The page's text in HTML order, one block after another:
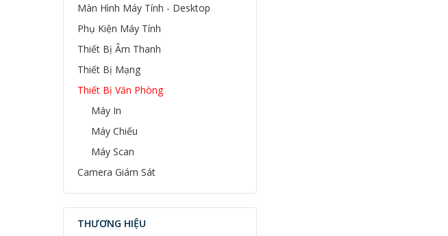
Màn Hình Máy Tính - Desktop
Phụ Kiện Máy Tính
Thiết Bị Âm Thanh
Thiết Bị Mạng
Thiết Bị Văn Phòng
Máy In
Máy Chiếu
Máy Scan
Camera Giám Sát
THƯƠNG HIỆU